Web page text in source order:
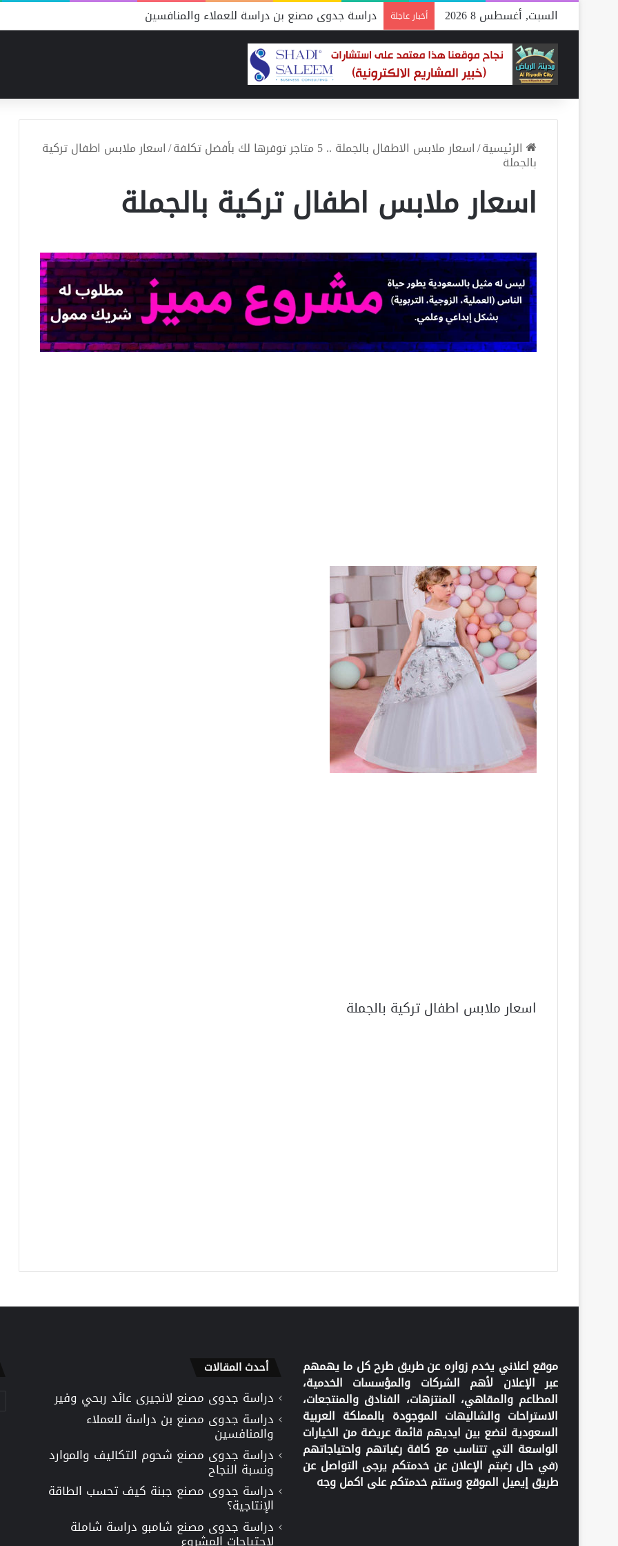
السبت, أغسطس 8 2026 أخبار عاجلة دراسة جدوى مصنع بن دراسة للعملاء والمنافسين
الرئيسية/اسعار ملابس الاطفال بالجملة .. 5 متاجر توفرها لك بأفضل تكلفة /اسعار ملابس اطفال تركية
بالجملة
اسعار ملابس اطفال تركية بالجملة
اسعار ملابس اطفال تركية بالجملة
موقع اعلاني يخدم زواره عن طريق طرح كل ما يهمهم
عبر الإعلان لأهم الشركات والمؤسسات الخدمية،
المطاعم والمقاهي، المنتزهات، الفنادق والمنتجعات،
الاستراحات والشاليهات الموجودة بالمملكة العربية
السعودية لنضع بين ايديهم قائمة عريضة من الخيارات
الواسعة التي تتناسب مع كافة رغباتهم واحتياجاتهم
(في حال رغبتم الإعلان عن خدمتكم يرجى التواصل عن
طريق إيميل الموقع وستتم خدمتكم على اكمل وجه
أحدث المقالات
دراسة جدوى مصنع لانجيرى عائد ربحي وفير
دراسة جدوى مصنع بن دراسة للعملاء
والمنافسين
دراسة جدوى مصنع شحوم التكاليف والموارد
ونسبة النجاح
دراسة جدوى مصنع جبنة كيف تحسب الطاقة
الإنتاجية؟
دراسة جدوى مصنع شامبو دراسة شاملة
لاحتياجات المشروع